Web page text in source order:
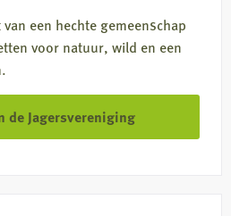
een hechte gemeenschap
voor natuur, wild en een
de Jagersvereniging